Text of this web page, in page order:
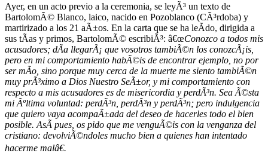
Ayer, en un acto previo a la ceremonia, se leyÃ³ un texto de
BartolomÃ© Blanco, laico, nacido en Pozoblanco (CÃ³rdoba) y
martirizado a los 21 aÃ±os. En la carta que se ha leÃ­do, dirigida a
sus tÃ­as y primos, BartolomÃ© escribiÃ³: â€œConozco a todos mis
acusadores; dÃ­a llegarÃ¡ que vosotros tambiÃ©n los conozcÃ¡is,
pero en mi comportamiento habÃ©is de encontrar ejemplo, no por
ser mÃ­o, sino porque muy cerca de la muerte me siento tambiÃ©n
muy prÃ³ximo a Dios Nuestro SeÃ±or, y mi comportamiento con
respecto a mis acusadores es de misericordia y perdÃ³n. Sea Ã©sta
mi Ãºltima voluntad: perdÃ³n, perdÃ³n y perdÃ³n; pero indulgencia
que quiero vaya acompaÃ±ada del deseo de hacerles todo el bien
posible. AsÃ­ pues, os pido que me venguÃ©is con la venganza del
cristiano: devolviÃ©ndoles mucho bien a quienes han intentado
hacerme malâ€.